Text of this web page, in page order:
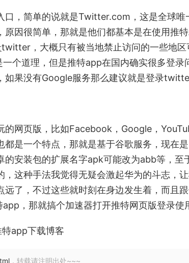
口，简单的说就是Twitter.com，这是全球唯
因很简单，那就是他们都基本是在使用推
twitter，大概只有被当地禁止访问的一些地区
个道理，但是推特app在国内确实很多登录
如果没有Google服务那么建议就是登录
的网页版，比如Facebook，Google，
是一个特点，那就是基于谷歌服务，现在
安装包的扩展名字apk可能改为abb等，至
这种手法我觉得无疑会激起华为的斗志，
了，不过这些就时刻在身边发生着，而且
，那就搞个加速器打开推特网页版登录使
app下载博客
，转载请注明出处~~~